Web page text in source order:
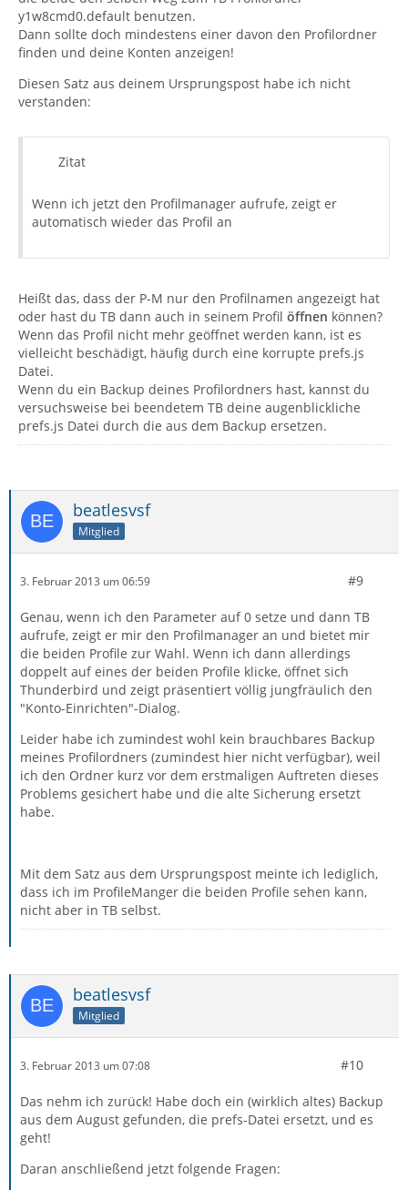
y1w8cmd0.default benutzen.
Dann sollte doch mindestens einer davon den Profilordner
finden und deine Konten anzeigen!
Diesen Satz aus deinem Ursprungspost habe ich nicht
verstanden:
Zitat
Wenn ich jetzt den Profilmanager aufrufe, zeigt er
automatisch wieder das Profil an
Heißt das, dass der P-M nur den Profilnamen angezeigt hat
oder hast du TB dann auch in seinem Profil öffnen können?
Wenn das Profil nicht mehr geöffnet werden kann, ist es
vielleicht beschädigt, häufig durch eine korrupte prefs.js
Datei.
Wenn du ein Backup deines Profilordners hast, kannst du
versuchsweise bei beendetem TB deine augenblickliche
prefs.js Datei durch die aus dem Backup ersetzen.
beatlesvsf
Mitglied
3. Februar 2013 um 06:59 #9
Genau, wenn ich den Parameter auf 0 setze und dann TB
aufrufe, zeigt er mir den Profilmanager an und bietet mir
die beiden Profile zur Wahl. Wenn ich dann allerdings
doppelt auf eines der beiden Profile klicke, öffnet sich
Thunderbird und zeigt präsentiert völlig jungfräulich den
"Konto-Einrichten"-Dialog.
Leider habe ich zumindest wohl kein brauchbares Backup
meines Profilordners (zumindest hier nicht verfügbar), weil
ich den Ordner kurz vor dem erstmaligen Auftreten dieses
Problems gesichert habe und die alte Sicherung ersetzt
habe.
Mit dem Satz aus dem Ursprungspost meinte ich lediglich,
dass ich im ProfileManger die beiden Profile sehen kann,
nicht aber in TB selbst.
beatlesvsf
Mitglied
3. Februar 2013 um 07:08 #10
Das nehm ich zurück! Habe doch ein (wirklich altes) Backup
aus dem August gefunden, die prefs-Datei ersetzt, und es
geht!
Daran anschließend jetzt folgende Fragen: